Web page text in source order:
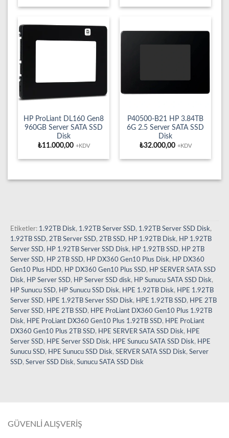
HP ProLiant DL160 Gen8
960GB Server SATA SSD
Disk
₺11.000,00 +KDV
P40500-B21 HP 3.84TB
6G 2.5 Server SATA SSD
Disk
₺32.000,00 +KDV
Etiketler: 1.92TB Disk, 1.92TB Server SSD, 1.92TB Server SSD Disk,
1.92TB SSD, 2TB Server SSD, 2TB SSD, HP 1.92TB Disk, HP 1.92TB
Server SSD, HP 1.92TB Server SSD Disk, HP 1.92TB SSD, HP 2TB
Server SSD, HP 2TB SSD, HP DX360 Gen10 Plus Disk, HP DX360
Gen10 Plus HDD, HP DX360 Gen10 Plus SSD, HP SERVER SATA SSD
Disk, HP Server SSD, HP Server SSD disk, HP Sunucu SATA SSD Disk,
HP Sunucu SSD, HP Sunucu SSD Disk, HPE 1.92TB Disk, HPE 1.92TB
Server SSD, HPE 1.92TB Server SSD Disk, HPE 1.92TB SSD, HPE 2TB
Server SSD, HPE 2TB SSD, HPE ProLiant DX360 Gen10 Plus 1.92TB
Disk, HPE ProLiant DX360 Gen10 Plus 1.92TB SSD, HPE ProLiant
DX360 Gen10 Plus 2TB SSD, HPE SERVER SATA SSD Disk, HPE
Server SSD, HPE Server SSD Disk, HPE Sunucu SATA SSD Disk, HPE
Sunucu SSD, HPE Sunucu SSD Disk, SERVER SATA SSD Disk, Server
SSD, Server SSD Disk, Sunucu SATA SSD Disk
GÜVENLİ ALIŞVERİŞ